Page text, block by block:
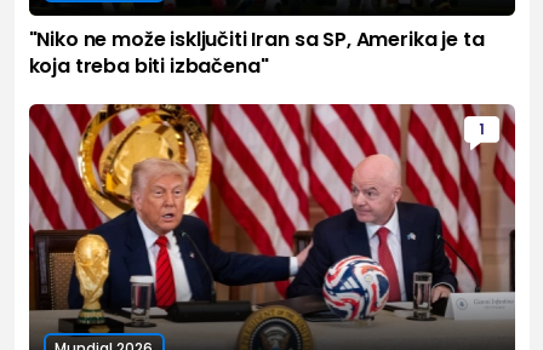
"Niko ne može isključiti Iran sa SP, Amerika je ta
koja treba biti izbačena"
1